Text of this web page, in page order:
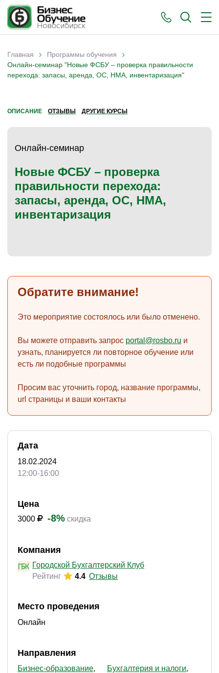
Вы здесь
Главная › Программы обучения ›
Онлайн-семинар "Новые ФСБУ – проверка правильности
перехода: запасы, аренда, ОС, НМА, инвентаризация"
ОПИСАНИЕ ОТЗЫВЫ ДРУГИЕ КУРСЫ
Онлайн-семинар
Новые ФСБУ – проверка
правильности перехода:
запасы, аренда, ОС, НМА,
инвентаризация
Обратите внимание!
Это мероприятие состоялось или было отменено.
Вы можете отправить запрос portal@rosbo.ru и
узнать, планируется ли повторное обучение или
есть ли подобные программы
Просим вас уточнить город, название программы,
url страницы и ваши контакты
Дата
18.02.2024
12:00-16:00
Цена
3000 -8% скидка
Компания
Городской Бухгалтерский Клуб
Рейтинг
4.4 Отзывы
Место проведения
Онлайн
Направления
Бизнес-образование
Бухгалтерия и налоги